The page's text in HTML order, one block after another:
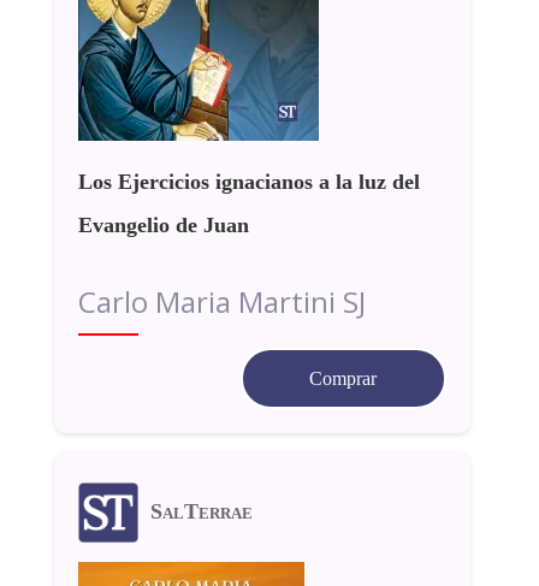
Los Ejercicios ignacianos a la luz del
Evangelio de Juan
Carlo Maria Martini SJ
Comprar
SalTerrae